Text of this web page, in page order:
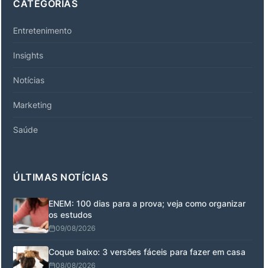
CATEGORIAS
Entretenimento
Insights
Notícias
Marketing
Saúde
ÚLTIMAS NOTÍCIAS
ENEM: 100 dias para a prova; veja como organizar
os estudos
09/08/2026
Coque baixo: 3 versões fáceis para fazer em casa
08/08/2026